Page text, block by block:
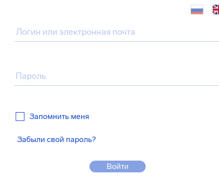
Запомнить меня
Забыли свой пароль?
Войти